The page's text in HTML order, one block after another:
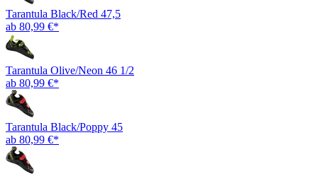
Tarantula Black/Red 47,5
ab 80,99 €*
Tarantula Olive/Neon 46 1/2
ab 80,99 €*
Tarantula Black/Poppy 45
ab 80,99 €*